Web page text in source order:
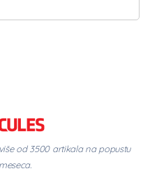
od 3500 artikala na popustu